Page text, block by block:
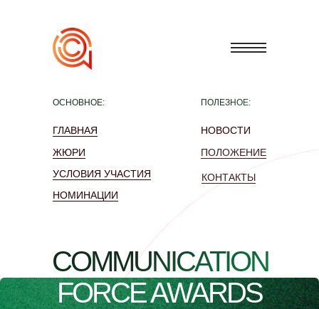
COMMUNICATION
FORCE AWARDS
ПОЛОЖЕНИЕ
КОНТАКТЫ
НОВОСТИ
ПОЛЕЗНОЕ:
НОМИНАЦИИ
УСЛОВИЯ УЧАСТИЯ
ЖЮРИ
ГЛАВНАЯ
ОСНОВНОЕ: